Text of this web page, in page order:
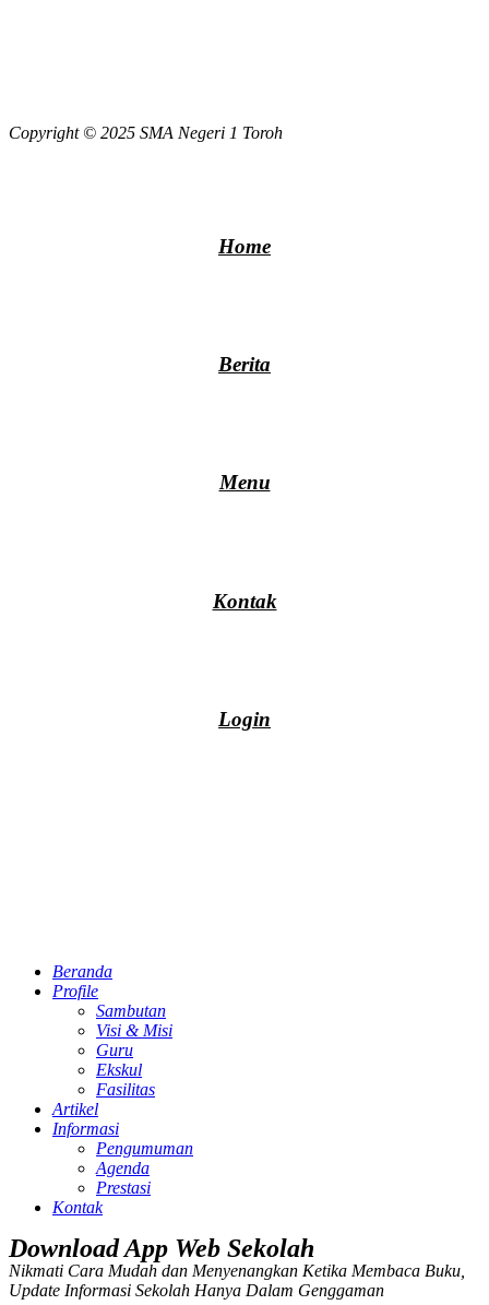
Copyright © 2025 SMA Negeri 1 Toroh
Home
Berita
Menu
Kontak
Login
Beranda
Profile
Sambutan
Visi & Misi
Guru
Ekskul
Fasilitas
Artikel
Informasi
Pengumuman
Agenda
Prestasi
Kontak
Download App Web Sekolah
Nikmati Cara Mudah dan Menyenangkan Ketika Membaca Buku,
Update Informasi Sekolah Hanya Dalam Genggaman